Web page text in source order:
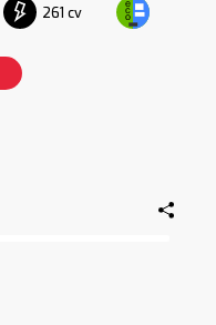
261 cv